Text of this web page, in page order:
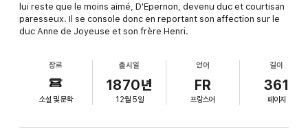
lui reste que le moins aimé, D'Epernon, devenu duc et courtisan
paresseux. Il se console donc en reportant son affection sur le
duc Anne de Joyeuse et son frère Henri.
장르
소설 및 문학
출시일
1870년
12월 5일
언어
FR
프랑스어
길이
361
페이지